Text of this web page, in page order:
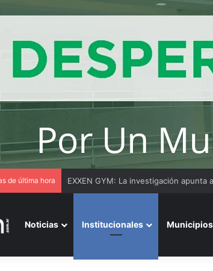
de última hora Duro mensaje del arzobispo de
Noticias Institucionales Municipios